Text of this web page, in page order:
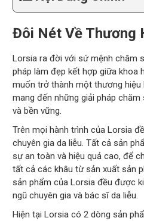
Đôi Nét Về Thương
Lorsia ra đời với sứ mệnh chăm
pháp làm đẹp kết hợp giữa khoa
muốn trở thành một thương hiệu
mang đến những giải pháp
và bền vững.
Trên mọi hành trình của Lorsia
chuyên gia da liễu. Tất cả sản
sự an toàn và hiệu quả cao, để
tất cả các khâu từ sản xuất sản
sản phẩm của Lorsia đều được
ngũ chuyên gia và bác sĩ da liễu.
Hiện tại Lorsia có 2 dòng sản